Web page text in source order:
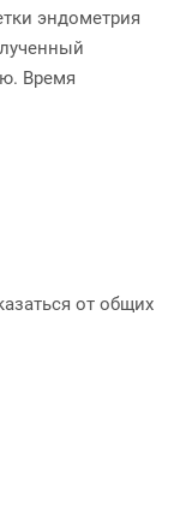
эндометрия
Время
от общих